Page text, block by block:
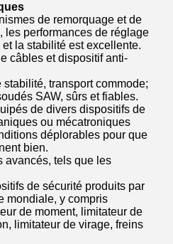
de remorquage et de
les performances de réglage
la stabilité est excellente.
câbles et dispositif anti-
transport commode;
SAW, sûrs et fiables.
de divers dispositifs de
ou mécatroniques
déplorables pour que
bien.
avancés, tels que les
de sécurité produits par
mondiale, y compris
de moment, limitateur de
limitateur de virage, freins